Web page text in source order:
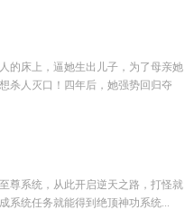
的床上，逼她生出儿子，为了母亲她
杀人灭口！四年后，她强势回归夺
尊系统，从此开启逆天之路，打怪就
系统任务就能得到绝顶神功系统...